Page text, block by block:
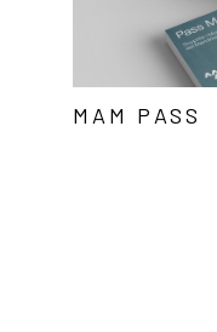
MAM PASS